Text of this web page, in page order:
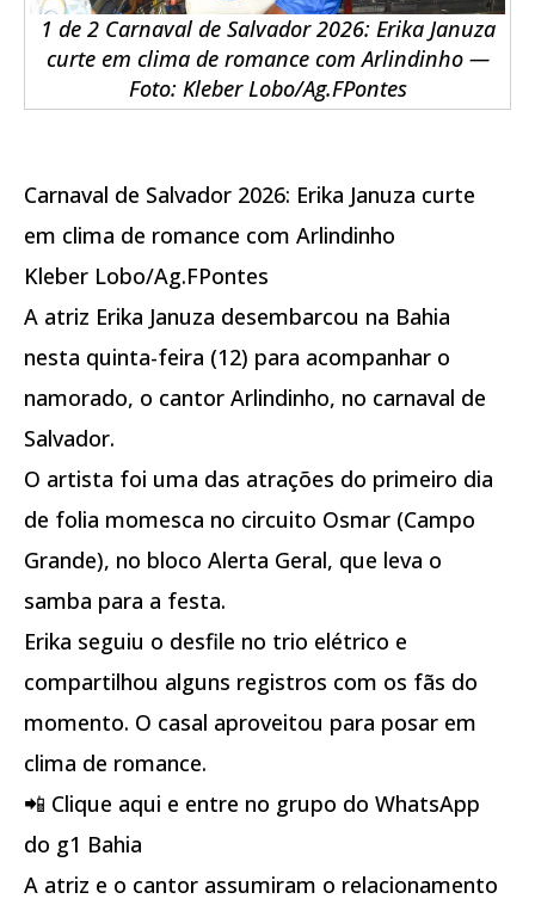
1 de 2 Carnaval de Salvador 2026: Erika Januza
curte em clima de romance com Arlindinho —
Foto: Kleber Lobo/Ag.FPontes
Carnaval de Salvador 2026: Erika Januza curte
em clima de romance com Arlindinho
Kleber Lobo/Ag.FPontes
A atriz Erika Januza desembarcou na Bahia
nesta quinta-feira (12) para acompanhar o
namorado, o cantor Arlindinho, no carnaval de
Salvador.
O artista foi uma das atrações do primeiro dia
de folia momesca no circuito Osmar (Campo
Grande), no bloco Alerta Geral, que leva o
samba para a festa.
Erika seguiu o desfile no trio elétrico e
compartilhou alguns registros com os fãs do
momento. O casal aproveitou para posar em
clima de romance.
📲 Clique aqui e entre no grupo do WhatsApp
do g1 Bahia
A atriz e o cantor assumiram o relacionamento